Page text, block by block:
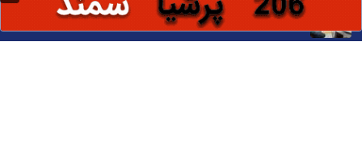
چگونه قیمت واقعی ماشین را قبل از خرید بفهمیم؟